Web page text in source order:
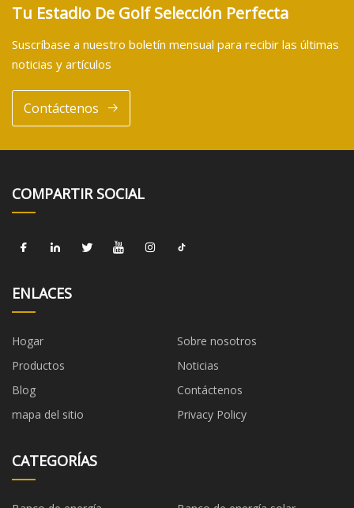
Tu Estadio De Golf Selección Perfecta
Suscríbase a nuestro boletín mensual para recibir las últimas
noticias y artículos
Contáctenos
COMPARTIR SOCIAL
ENLACES
Hogar
Sobre nosotros
Productos
Noticias
Blog
Contáctenos
mapa del sitio
Privacy Policy
CATEGORÍAS